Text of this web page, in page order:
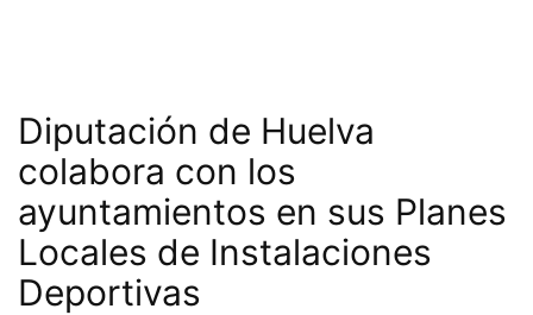
Diputación de Huelva
colabora con los
ayuntamientos en sus Planes
Locales de Instalaciones
Deportivas